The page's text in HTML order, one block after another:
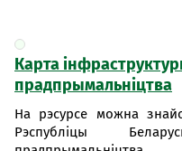
Карта
прадпрымальніцтва
На рэсурсе можна
Рэспубліцы